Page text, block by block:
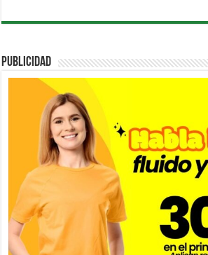
PUBLICIDAD